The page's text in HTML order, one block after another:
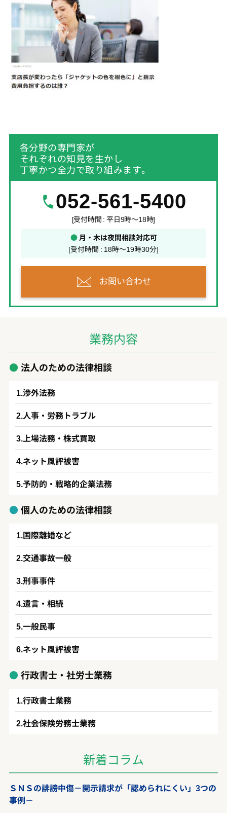
各分野の専門家が
それぞれの知見を生かし
丁寧かつ全力で取り組みます。
052-561-5400
[受付時間 : 平日9時～18時]
●月・木は夜間相談対応可
[受付時間 : 18時～19時30分]
お問い合わせ
業務内容
法人のための法律相談
渉外法務
人事・労務トラブル
上場法務・株式買取
ネット風評被害
予防的・戦略的企業法務
個人のための法律相談
国際離婚など
交通事故一般
刑事事件
遺言・相続
一般民事
ネット風評被害
行政書士・社労士業務
行政書士業務
社会保険労務士業務
新着コラム
ＳＮＳの誹謗中傷－開示請求が「認められにくい」3つの
事例－